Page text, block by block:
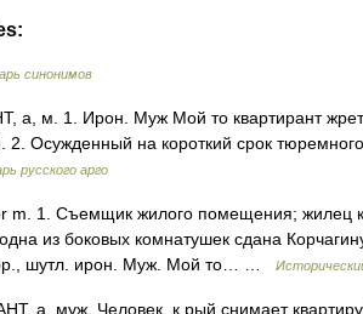
синонимов
а, м. 1. Ирон. Муж Мой то квартирант жрет
2. Осужденный на короткий срок
русского арго
m. 1. Съемщик жилого помещения; жилец
из боковых комнатушек сдана
шутл. ирон. Муж. Мой то… …
а, муж. Человек, к рый снимает квартиру